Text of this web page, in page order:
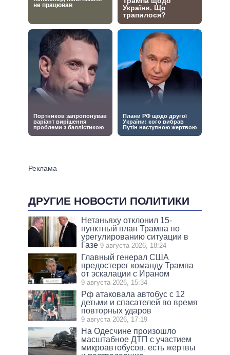
ДРУГИЕ НОВОСТИ ПОЛИТИКИ
Нетаньяху отклонил 15-
пунктный план Трампа по
урегулированию ситуации в
Газе 9 августа 2026, 18:24
Главный генерал США
предостерег команду Трампа
от эскалации с Ираном
9 августа 2026, 15:34
Рф атаковала автобус с 12
детьми и спасателей во время
повторных ударов
9 августа 2026, 17:19
На Одесчине произошло
масштабное ДТП с участием
микроавтобусов, есть жертвы